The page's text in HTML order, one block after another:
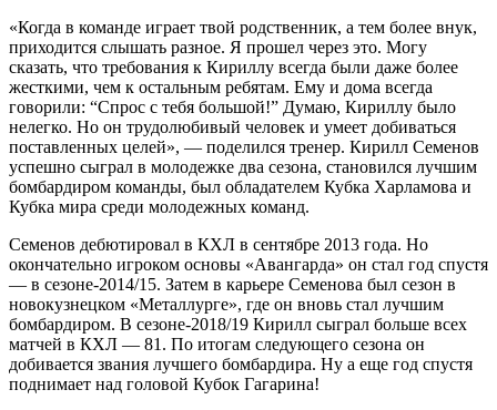
«Когда в команде играет твой родственник, а тем более внук,
приходится слышать разное. Я прошел через это. Могу
сказать, что требования к Кириллу всегда были даже более
жесткими, чем к остальным ребятам. Ему и дома всегда
говорили: “Спрос с тебя большой!” Думаю, Кириллу было
нелегко. Но он трудолюбивый человек и умеет добиваться
поставленных целей», — поделился тренер. Кирилл Семенов
успешно сыграл в молодежке два сезона, становился лучшим
бомбардиром команды, был обладателем Кубка Харламова и
Кубка мира среди молодежных команд.
Семенов дебютировал в КХЛ в сентябре 2013 года. Но
окончательно игроком основы «Авангарда» он стал год спустя
— в сезоне-2014/15. Затем в карьере Семенова был сезон в
новокузнецком «Металлурге», где он вновь стал лучшим
бомбардиром. В сезоне-2018/19 Кирилл сыграл больше всех
матчей в КХЛ — 81. По итогам следующего сезона он
добивается звания лучшего бомбардира. Ну а еще год спустя
поднимает над головой Кубок Гагарина!